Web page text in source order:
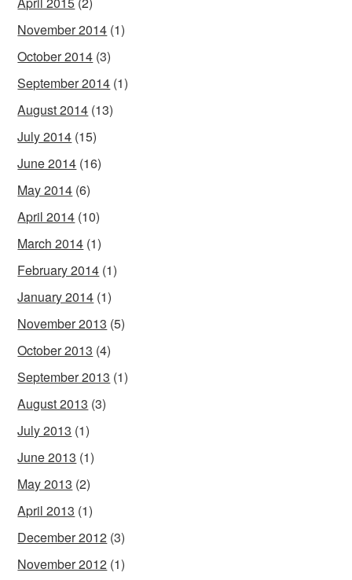
November 2014 (1)
October 2014 (3)
September 2014 (1)
August 2014 (13)
July 2014 (15)
June 2014 (16)
May 2014 (6)
April 2014 (10)
March 2014 (1)
February 2014 (1)
January 2014 (1)
November 2013 (5)
October 2013 (4)
September 2013 (1)
August 2013 (3)
July 2013 (1)
June 2013 (1)
May 2013 (2)
April 2013 (1)
December 2012 (3)
November 2012 (1)